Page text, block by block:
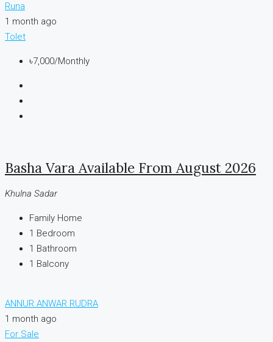
Runa
1 month ago
Tolet
৳7,000/Monthly
Basha Vara Available From August 2026
Khulna Sadar
Family Home
1 Bedroom
1 Bathroom
1 Balcony
ANNUR ANWAR RUDRA
1 month ago
For Sale